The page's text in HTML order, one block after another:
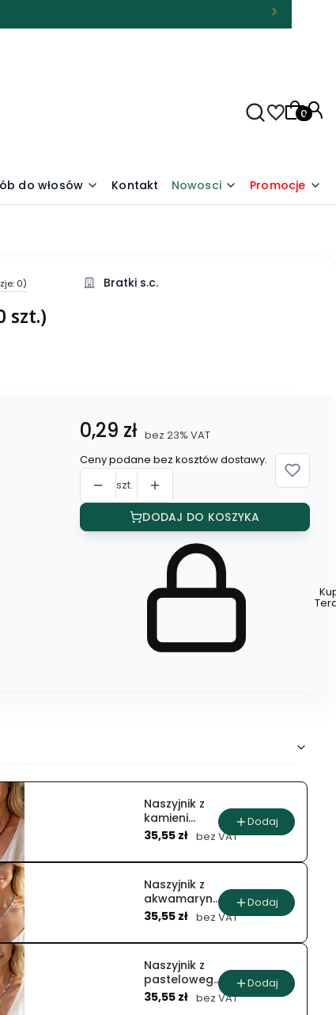
do włosów Kontakt Nowosci Promocje
0) Bratki s.c.
szt.)
Cena
0,29 zł bez 23% VAT
Ceny podane bez kosztów dostawy.
szt.
DODAJ DO KOSZYKA
Szybki
produktu
Spinka
do
Naszyjnik z
kamieni
naturalnych
jadeit
serce
Cena
35,55 zł bez VAT
Dodaj
Naszyjnik z
akwamarynu
błękitny
Cena
35,55 zł bez VAT
Dodaj
Naszyjnik z
pastelowego
jadeitu
Cena
35,55 zł bez VAT
Dodaj